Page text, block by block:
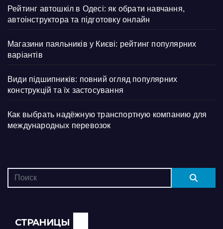
Рейтинг автошкіл в Одесі: як обрати навчання,
автоінструктора та підготовку онлайн
Магазини паяльників у Києві: рейтинг популярних
варіантів
Види підшипників: повний огляд популярних
конструкцій та їх застосування
Как выбрать надёжную транспортную компанию для
международных перевозок
СТРАНИЦЫ